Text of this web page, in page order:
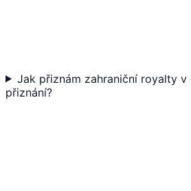
Jak přiznám zahraniční royalty v
přiznání?